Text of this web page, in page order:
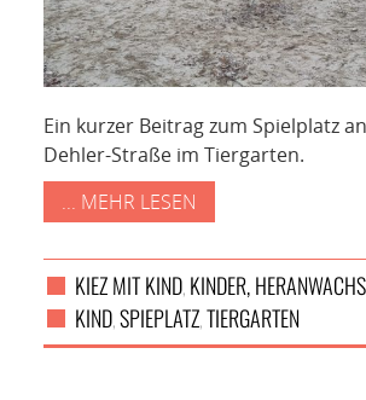
Ein kurzer Beitrag zum Spielplatz
Dehler-Straße im Tiergarten.
... MEHR LESEN
KIEZ MIT KIND, KINDER,
KIND,SPIEPLATZ,TIERGARTEN